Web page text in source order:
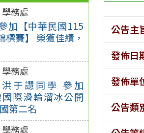
學務處
加【中華民國115
標賽】 榮獲佳績，
學務處
于譿同學 參加
國際滑輪溜冰公開
第二名
學務處
公告主
發佈日
發佈單
公告類